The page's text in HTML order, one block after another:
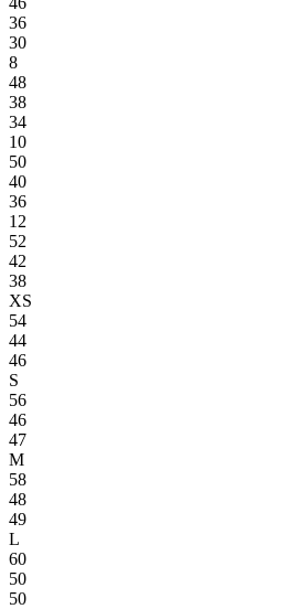
36
30
8
48
38
34
10
50
40
36
12
52
42
38
XS
54
44
46
S
56
46
47
M
58
48
49
L
60
50
50